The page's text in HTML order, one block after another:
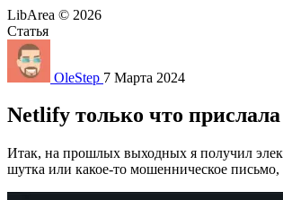
LibArea © 2026
Статья
OleStep 7 Марта 2024
Netlify только что
Итак, на прошлых выходных я получил
шутка или какое-то мошенническое